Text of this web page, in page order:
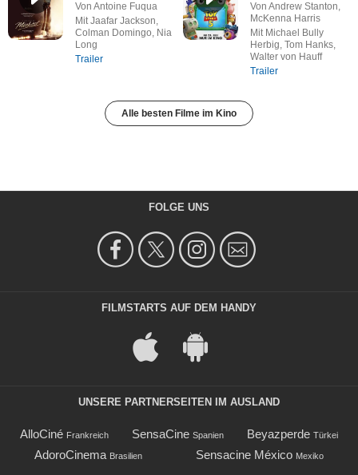
Von Antoine Fuqua
Mit Jaafar Jackson,
Colman Domingo, Nia
Long
Trailer
Von Andrew Stanton,
McKenna Harris
Mit Michael Bully
Herbig, Tom Hanks,
Walter von Hauff
Trailer
Alle besten Filme im Kino
FOLGE UNS
FILMSTARTS AUF DEM HANDY
UNSERE PARTNERSEITEN IM AUSLAND
AlloCiné Frankreich SensaCine Spanien Beyazperde Türkei
AdoroCinema Brasilien Sensacine México Mexiko